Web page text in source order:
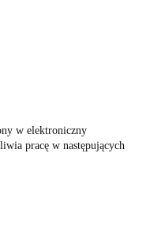
w elektroniczny
pracę w następujących